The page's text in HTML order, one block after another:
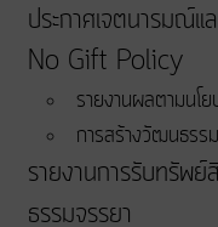
ประกาศเจตนารมณ์
No Gift Policy
รายงานผลตามน
การสร้างวัฒนธ
รายงานการรับทรัพย์
ธรรมจรรยา